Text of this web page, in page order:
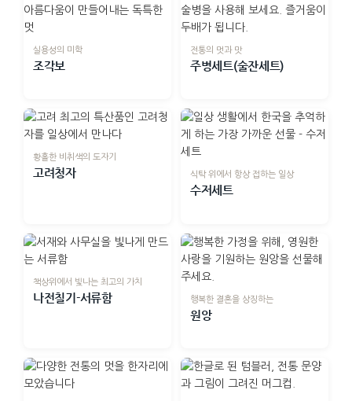
실용성의 미학
조각보
전통의 멋과 맛
주병세트(술잔세트)
황홀한 비취색의 도자기
고려청자 식탁 위에서 항상 접하는 일상
수저세트
책상위에서 빛나는 최고의 가치
나전칠기-서류함 행복한 결혼을 상징하는
원앙